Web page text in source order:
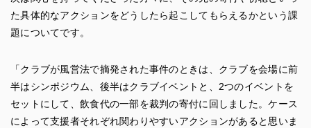
た具体的なアクションをどうしたら起こしてもらえるかという課
題についてです。
「クラブが風営法で摘発された事件のときは、クラブを会場に前
半はシンポジウム、後半はクラブイベントと、2つのイベントを
セットにして、飲食代の一部を裁判の寄付に回しました。ケース
によって支援者それぞれ関わりやすいアクションがあると思いま